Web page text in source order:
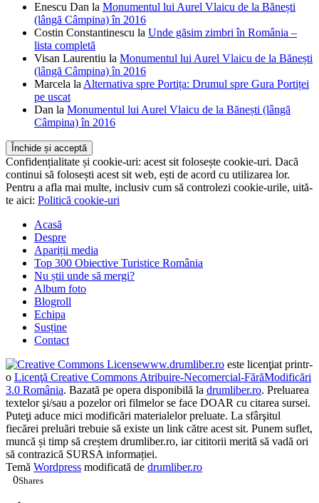
Enescu Dan la Monumentul lui Aurel Vlaicu de la Bănești
(lângă Câmpina) în 2016
Costin Constantinescu la Unde găsim zimbri în România –
lista completă
Visan Laurentiu la Monumentul lui Aurel Vlaicu de la Bănești
(lângă Câmpina) în 2016
Marcela la Alternativa spre Portița: Drumul spre Gura Portiței
pe uscat
Dan la Monumentul lui Aurel Vlaicu de la Bănești (lângă
Câmpina) în 2016
Confidențialitate și cookie-uri: acest sit folosește cookie-uri. Dacă
continui să folosești acest sit web, ești de acord cu utilizarea lor.
Pentru a afla mai multe, inclusiv cum să controlezi cookie-urile, uită-
te aici: Politică cookie-uri
Acasă
Despre
Apariții media
Top 300 Obiective Turistice România
Nu știi unde să mergi?
Album foto
Blogroll
Echipa
Susține
Contact
www.drumliber.ro este licenţiat printr-
o Licenţă Creative Commons Atribuire-Necomercial-FărăModificări
3.0 România. Bazată pe opera disponibilă la drumliber.ro. Preluarea
textelor şi/sau a pozelor ori filmelor se face DOAR cu citarea sursei.
Puteţi aduce mici modificări materialelor preluate. La sfârşitul
fiecărei preluări trebuie să existe un link către acest sit. Punem suflet,
muncă și timp să creștem drumliber.ro, iar cititorii merită să vadă ori
să contrazică SURSA informației.
Temă Wordpress modificată de drumliber.ro
0Shares